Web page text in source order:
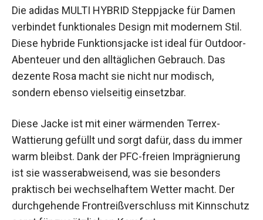
verbindet funktionales Design mit modernem Stil.
Diese hybride Funktionsjacke ist ideal für
Outdoor-Abenteuer und den alltäglichen
Gebrauch. Das dezente Rosa macht sie nicht nur
modisch, sondern ebenso vielseitig einsetzbar.
Wattierung gefüllt und sorgt dafür, dass du immer
warm bleibst. Dank der PFC-freien Imprägnierung
ist sie wasserabweisend, was sie besonders
praktisch bei wechselhaftem Wetter macht. Der
durchgehende Frontreißverschluss mit
Kinnschutz sorgt für zusätzlichen Komfort.